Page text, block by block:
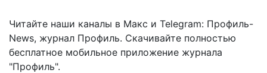
Читайте наши каналы в Макс и Telegram: Профиль-
News, журнал Профиль. Скачивайте полностью
бесплатное мобильное приложение журнала
"Профиль".